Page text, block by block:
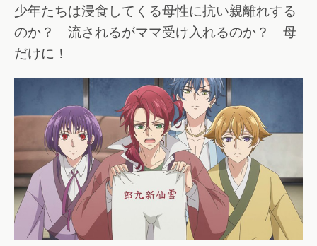
少年たちは浸食してくる母性に抗い親離れする
のか？ 流されるがママ受け入れるのか？ 母
だけに！